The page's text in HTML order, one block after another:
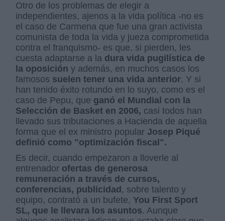
Otro de los problemas de elegir a
independientes, ajenos a la vida política -no es
el caso de Carmena que fue una gran activista
comunista de toda la vida y jueza comprometida
contra el franquismo- es que, si pierden, les
cuesta adaptarse a la dura vida pugilística de
la oposición y además, en muchos casos los
famosos suelen tener una vida anterior. Y si
han tenido éxito rotundo en lo suyo, como es el
caso de Pepu, que ganó el Mundial con la
Selección de Basket en 2006, casi todos han
llevado sus tributaciones a Hacienda de aquella
forma que el ex ministro popular Josep Piqué
definió como "optimización fiscal".
Es decir, cuando empezaron a lloverle al
entrenador ofertas de generosa
remuneración a través de cursos,
conferencias, publicidad , sobre talento y
equipo, contrató a un bufete, You First Sport
SL, que le llevara los asuntos. Aunque